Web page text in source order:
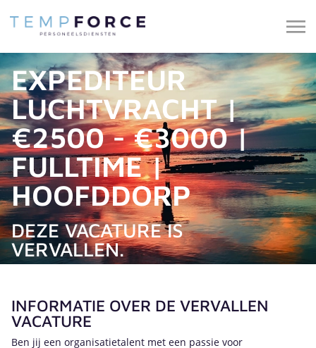
EXPEDITEUR
LUCHTVRACHT |
€2500 - €3000 |
FULLTIME |
HOOFDDORP
DEZE VACATURE IS
VERVALLEN.
INFORMATIE OVER DE VERVALLEN
VACATURE
Ben jij een organisatietalent met een passie voor